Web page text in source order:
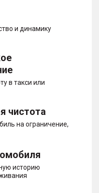
и динамику
в такси или
чистота
на ограничение,
историю